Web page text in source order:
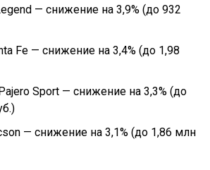
— снижение на 3,9% (до 932
Fe — снижение на 3,4% (до 1,98
Sport — снижение на 3,3% (до
— снижение на 3,1% (до 1,86 млн